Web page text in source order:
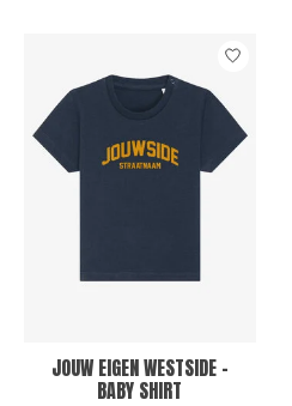
JOUW EIGEN WESTSIDE -
BABY SHIRT